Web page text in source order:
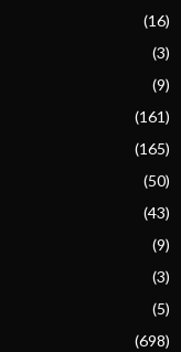
(16)
(3)
(9)
(161)
(165)
(50)
(43)
(9)
(3)
(5)
(698)